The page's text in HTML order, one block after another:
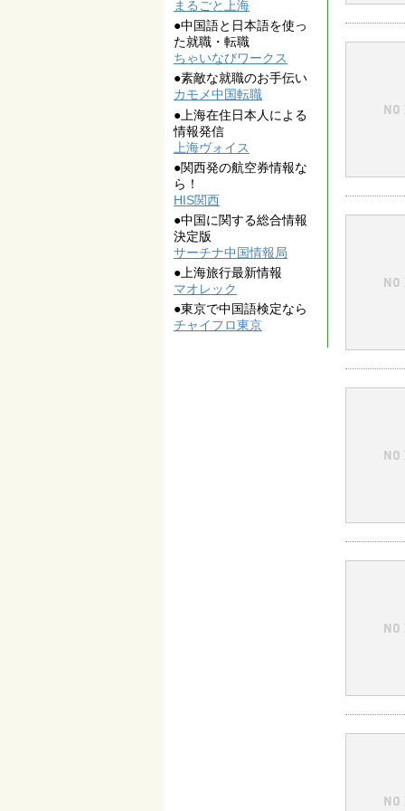
まるごと上海
●中国語と日本語を使っ
た就職・転職
ちゃいなびワークス
●素敵な就職のお手伝い
カモメ中国転職
●上海在住日本人による
情報発信
上海ヴォイス
●関西発の航空券情報な
ら！
HIS関西
●中国に関する総合情報
決定版
サーチナ中国情報局
●上海旅行最新情報
マオレック
●東京で中国語検定なら
チャイフロ東京